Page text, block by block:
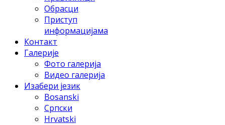
Обрасци
Приступ
информацијама
Контакт
Галерије
Фото галерија
Видео галерија
Изабери језик
Bosanski
Српски
Hrvatski